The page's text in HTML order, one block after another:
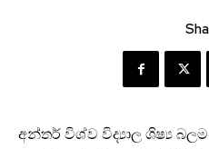
අන්තර් විශ්ව විද්‍යාල ශිෂ්‍ය